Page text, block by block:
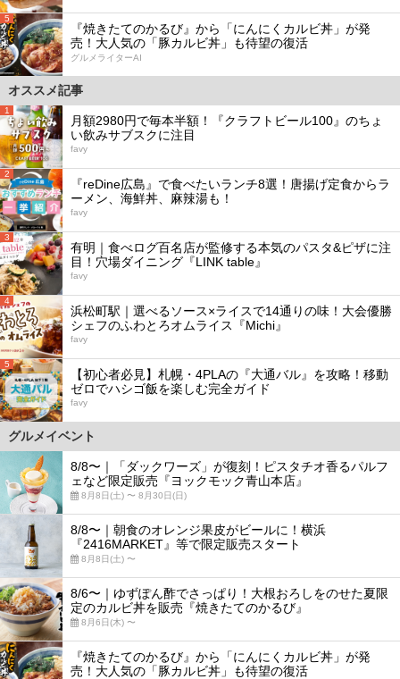
5
『焼きたてのかるび』から「にんにくカルビ丼」が発
売！大人気の「豚カルビ丼」も待望の復活
グルメライターAI
オススメ記事
1
月額2980円で毎本半額！『クラフトビール100』のちょ
い飲みサブスクに注目
favy
2
『reDine広島』で食べたいランチ8選！唐揚げ定食からラ
ーメン、海鮮丼、麻辣湯も！
favy
3
有明｜食べログ百名店が監修する本気のパスタ&ピザに注
目！穴場ダイニング『LINK table』
favy
4
浜松町駅｜選べるソース×ライスで14通りの味！大会優勝
シェフのふわとろオムライス『Michi』
favy
5
【初心者必見】札幌・4PLAの『大通バル』を攻略！移動
ゼロでハシゴ飯を楽しむ完全ガイド
favy
グルメイベント
8/8〜｜「ダックワーズ」が復刻！ピスタチオ香るパルフ
ェなど限定販売『ヨックモック青山本店』
8月8日(土) 〜 8月30日(日)
8/8〜｜朝食のオレンジ果皮がビールに！横浜
『2416MARKET』等で限定販売スタート
8月8日(土) 〜
8/6〜｜ゆずぽん酢でさっぱり！大根おろしをのせた夏限
定のカルビ丼を販売『焼きたてのかるび』
8月6日(木) 〜
『焼きたてのかるび』から「にんにくカルビ丼」が発
売！大人気の「豚カルビ丼」も待望の復活